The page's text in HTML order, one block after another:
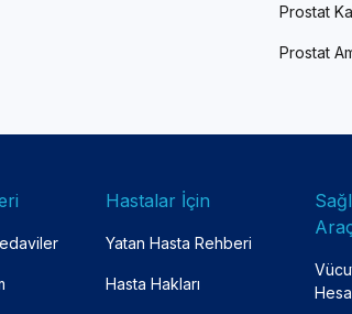
Prostat
Prostat
Hastalar İçin
Yatan Hasta Rehberi
Hasta Hakları